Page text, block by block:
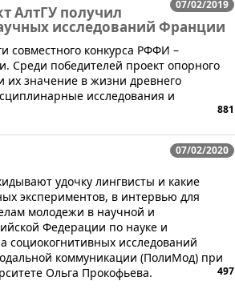
07/02/2019
АлтГУ получил
исследований Франции
совместного конкурса РФФИ –
победителей проект опорного
их значение в жизни древнего
исследования и
881
07/02/2020
удочку лингвисты и какие
экспериментов, в интервью для
молодежи в научной и
Федерации по науке и
социокогнитивных исследований
коммуникации (ПолиМод) при
Ольга Прокофьева.
497